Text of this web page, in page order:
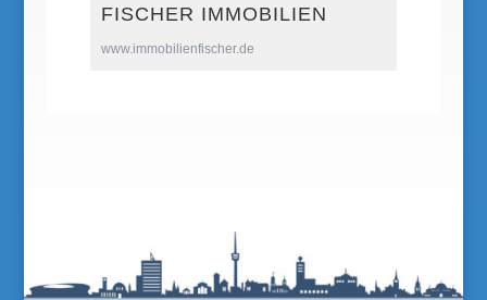
FISCHER IMMOBILIEN
www.immobilienfischer.de